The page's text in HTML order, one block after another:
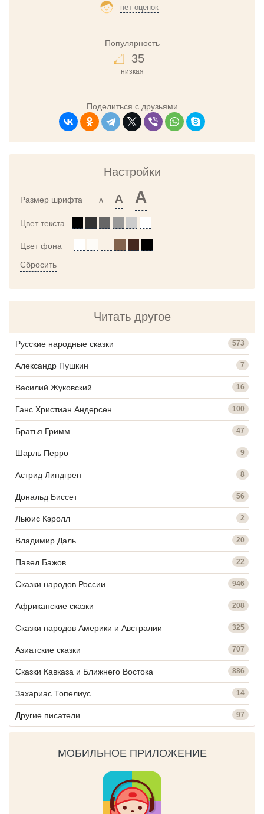
нет оценок
Популярность
35
низкая
Поделиться с друзьями
Настройки
Размер шрифта A A A
Цвет текста
Цвет фона
Сбросить
Читать другое
Русские народные сказки 573
Александр Пушкин 7
Василий Жуковский 16
Ганс Христиан Андерсен 100
Братья Гримм 47
Шарль Перро 9
Астрид Линдгрен 8
Дональд Биссет 56
Льюис Кэролл 2
Владимир Даль 20
Павел Бажов 22
Сказки народов России 946
Африканские сказки 208
Сказки народов Америки и Австралии 325
Азиатские сказки 707
Сказки Кавказа и Ближнего Востока 886
Захариас Топелиус 14
Другие писатели 97
МОБИЛЬНОЕ ПРИЛОЖЕНИЕ